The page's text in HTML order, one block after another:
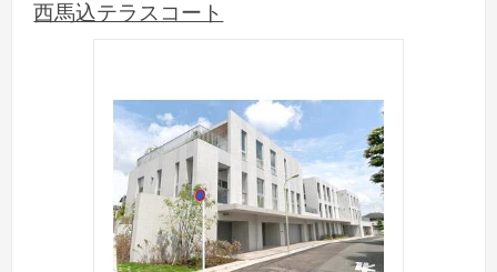
西馬込テラスコート